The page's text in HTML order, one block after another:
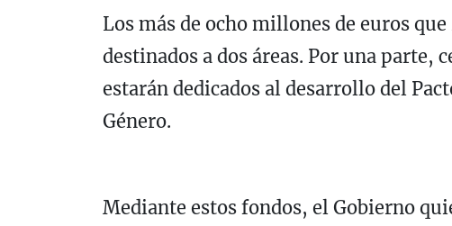
Los más de ocho millones de euros
destinados a dos áreas. Por una parte,
estarán dedicados al desarrollo del
Género.
Mediante estos fondos, el Gobierno